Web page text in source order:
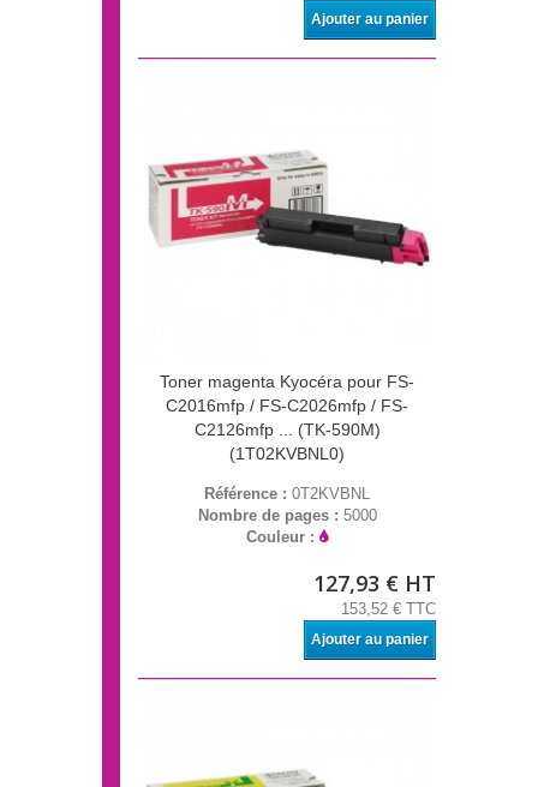
Ajouter au panier
Toner magenta Kyocéra pour FS-
C2016mfp / FS-C2026mfp / FS-
C2126mfp ... (TK-590M)
(1T02KVBNL0)
Référence : 0T2KVBNL
Nombre de pages : 5000
Couleur :
127,93 € HT
153,52 € TTC
Ajouter au panier